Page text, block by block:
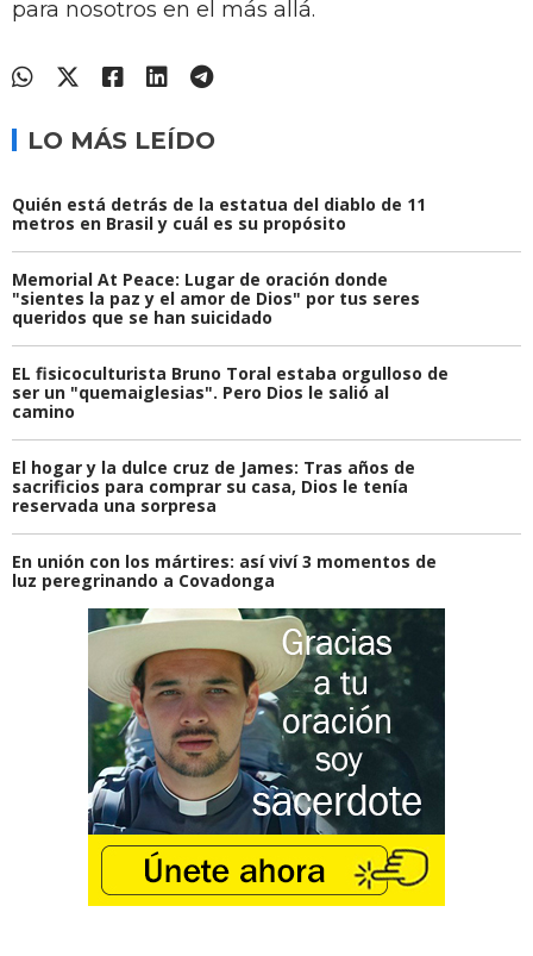
para nosotros en el más allá.
LO MÁS LEÍDO
Quién está detrás de la estatua del diablo de 11
metros en Brasil y cuál es su propósito
Memorial At Peace: Lugar de oración donde
"sientes la paz y el amor de Dios" por tus seres
queridos que se han suicidado
EL fisicoculturista Bruno Toral estaba orgulloso de
ser un "quemaiglesias". Pero Dios le salió al
camino
El hogar y la dulce cruz de James: Tras años de
sacrificios para comprar su casa, Dios le tenía
reservada una sorpresa
En unión con los mártires: así viví 3 momentos de
luz peregrinando a Covadonga